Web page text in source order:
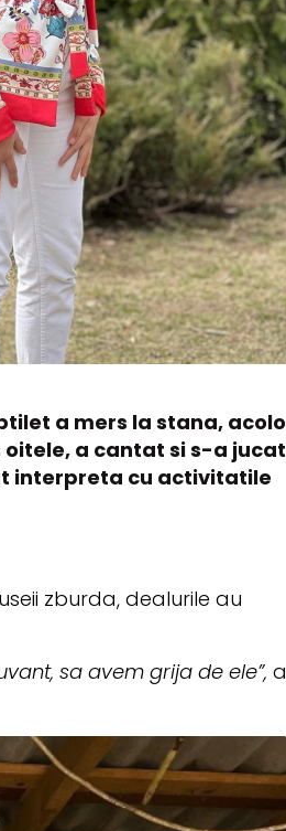
a mers la stana, acolo
a cantat si s-a jucat
interpreta cu activitatile
zburda, dealurile au
sa avem grija de ele”, a